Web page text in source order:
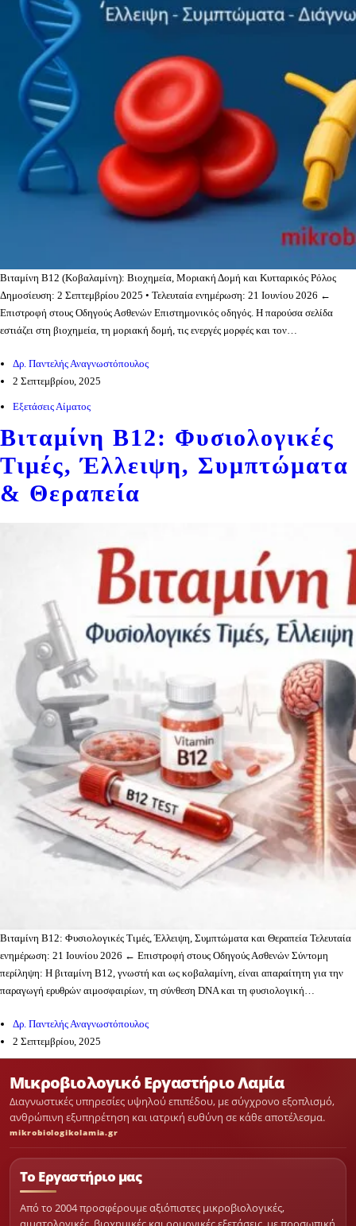
Βιταμίνη Β12 (Κοβαλαμίνη): Βιοχημεία, Μοριακή Δομή και Κυτταρικός Ρόλος
Δημοσίευση: 2 Σεπτεμβρίου 2025 • Τελευταία ενημέρωση: 21 Ιουνίου 2026 ←
Επιστροφή στους Οδηγούς Ασθενών Επιστημονικός οδηγός. Η παρούσα σελίδα
εστιάζει στη βιοχημεία, τη μοριακή δομή, τις ενεργές μορφές και τον…
Δρ. Παντελής Αναγνωστόπουλος
2 Σεπτεμβρίου, 2025
Εξετάσεις Αίματος
Βιταμίνη Β12: Φυσιολογικές
Τιμές, Έλλειψη, Συμπτώματα
& Θεραπεία
Βιταμίνη Β12: Φυσιολογικές Τιμές, Έλλειψη, Συμπτώματα και Θεραπεία Τελευταία
ενημέρωση: 21 Ιουνίου 2026 ← Επιστροφή στους Οδηγούς Ασθενών Σύντομη
περίληψη: Η βιταμίνη Β12, γνωστή και ως κοβαλαμίνη, είναι απαραίτητη για την
παραγωγή ερυθρών αιμοσφαιρίων, τη σύνθεση DNA και τη φυσιολογική…
Δρ. Παντελής Αναγνωστόπουλος
2 Σεπτεμβρίου, 2025
Μικροβιολογικό Εργαστήριο Λαμία
Διαγνωστικές υπηρεσίες υψηλού επιπέδου, με σύγχρονο εξοπλισμό,
ανθρώπινη εξυπηρέτηση και ιατρική ευθύνη σε κάθε αποτέλεσμα.
mikrobiologikolamia.gr
Το Εργαστήριο μας
Από το 2004 προσφέρουμε αξιόπιστες μικροβιολογικές,